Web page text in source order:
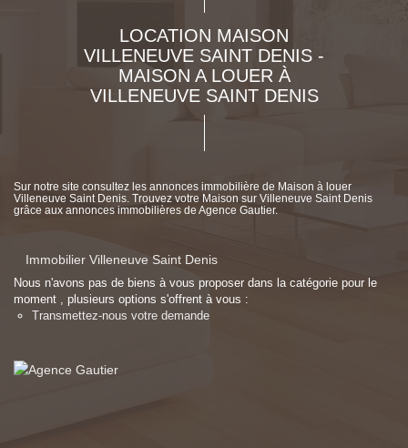
LOCATION MAISON
VILLENEUVE SAINT DENIS -
MAISON A LOUER À
VILLENEUVE SAINT DENIS
Sur notre site consultez les annonces immobilière de Maison à louer
Villeneuve Saint Denis. Trouvez votre Maison sur Villeneuve Saint Denis
grâce aux annonces immobilières de Agence Gautier.
Immobilier Villeneuve Saint Denis
Nous n'avons pas de biens à vous proposer dans la catégorie pour le
moment , plusieurs options s'offrent à vous :
Transmettez-nous votre demande